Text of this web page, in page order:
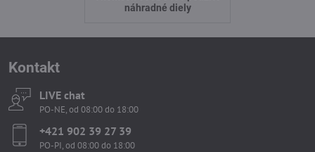
náhradné diely
Kontakt
LIVE chat
PO-NE, od 08:00 do 18:00
+421 902 39 27 39
PO-PI, od 08:00 do 18:00